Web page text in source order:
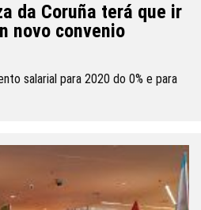
da Coruña terá que ir
novo convenio
salarial para 2020 do 0% e para